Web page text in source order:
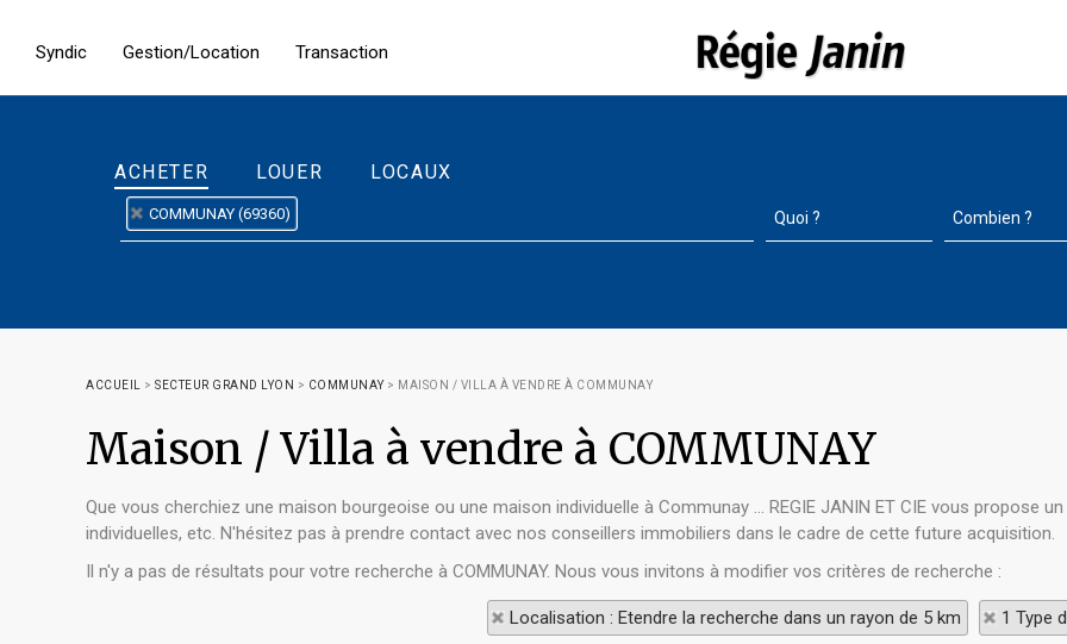
Syndic Gestion/Location Transaction
ACHETER LOUER LOCAUX
COMMUNAY (69360)
ACCUEIL > SECTEUR GRAND LYON > COMMUNAY> MAISON / VILLA À VENDRE À COMMUNAY
Maison / Villa à vendre à COMMUNAY
Que vous cherchiez une maison bourgeoise ou une maison individuelle à Communay ... REGIE JANIN ET CIE vous propose
individuelles, etc. N'hésitez pas à prendre contact avec nos conseillers immobiliers dans le cadre de cette future acquisition.
Il n'y a pas de résultats pour votre recherche à COMMUNAY. Nous vous invitons à modifier vos critères de recherche :
Localisation : Etendre la recherche dans un rayon de 5 km 1 Type